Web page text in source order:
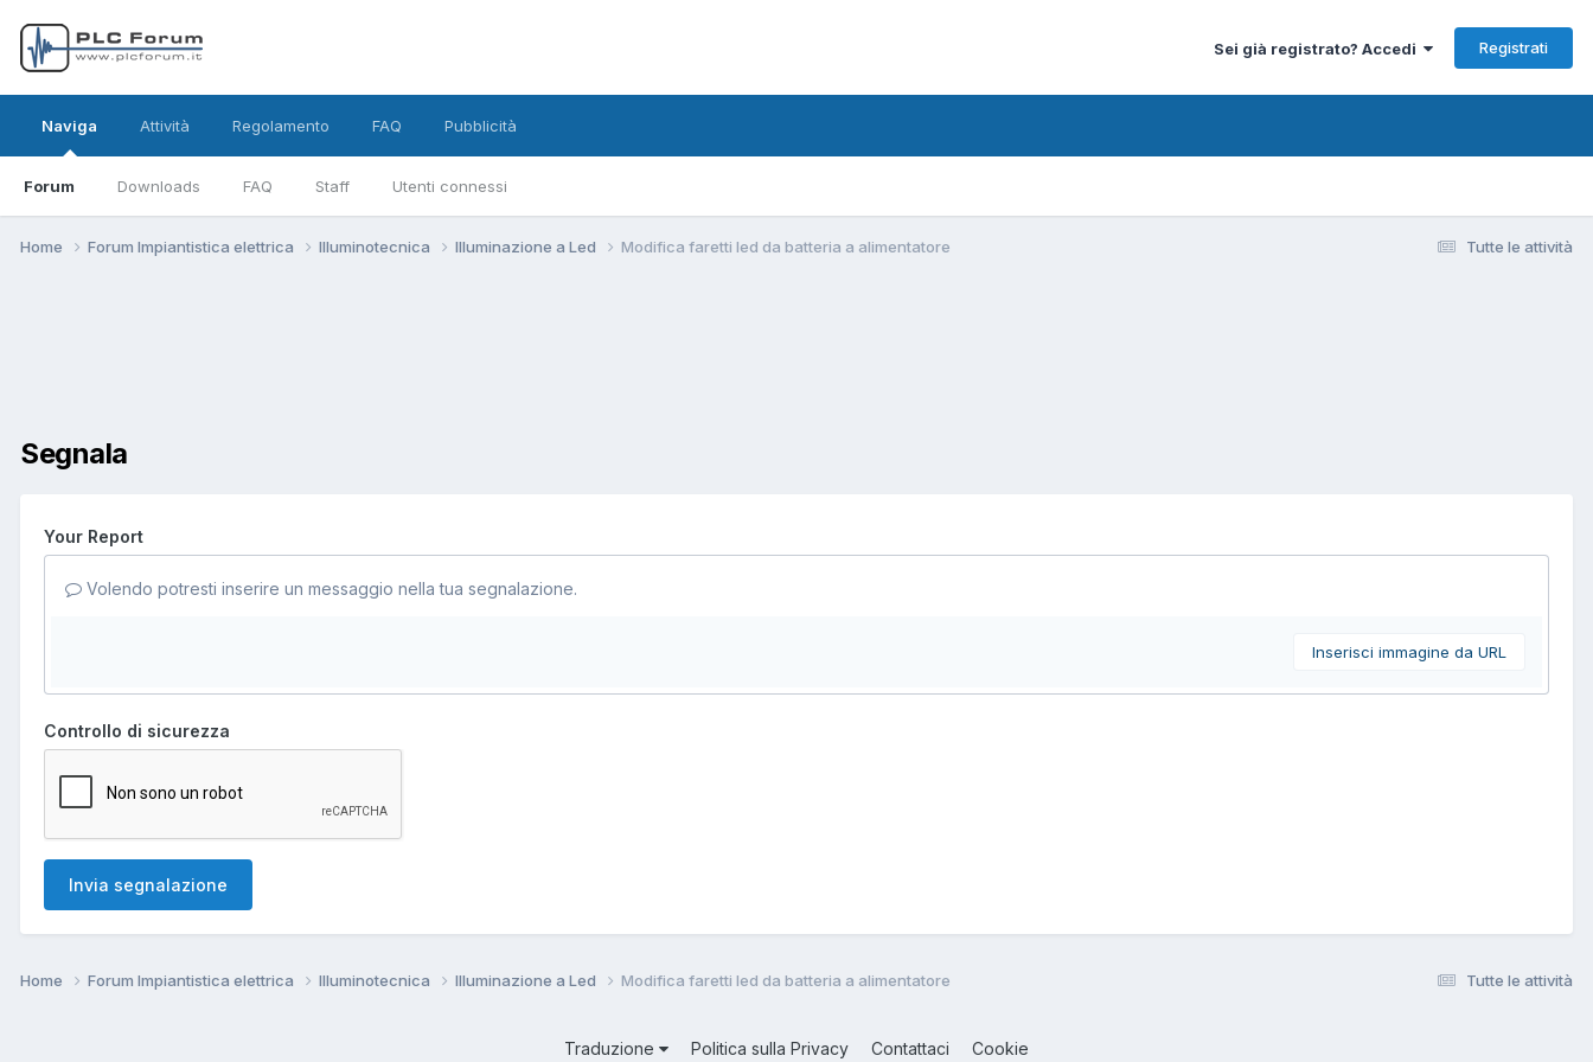
Sei già registrato? Accedi Registrati
Naviga
Forum Downloads FAQ Staff Utenti connessi
Attività Regolamento FAQ Pubblicità
Tutte le attività
Home Forum Impiantistica elettrica Illuminotecnica Illuminazione a Led Modifica faretti led da batteria a alimentatore
Segnala
Your Report
Volendo potresti inserire un messaggio nella tua segnalazione.
Inserisci immagine da URL
Controllo di sicurezza
Invia segnalazione
Tutte le attività
Home Forum Impiantistica elettrica Illuminotecnica Illuminazione a Led Modifica faretti led da batteria a alimentatore
Traduzione Politica sulla Privacy Contattaci Cookie